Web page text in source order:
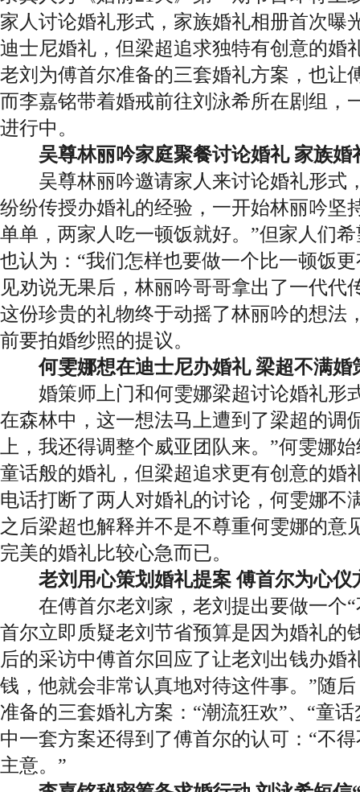
家人讨论婚礼形式，家族婚礼相册首次曝
迪士尼婚礼，但梁超追求独特有创意的婚
老刘为傅首尔准备的三套婚礼方案，也让
而李嘉铭带着婚戒前往刘泳希所在剧组，
进行中。
吴尊林丽吟家庭聚餐讨论婚礼 家族婚
吴尊林丽吟邀请家人来讨论婚礼形式
纷纷传授办婚礼的经验，一开始林丽吟坚
单单，两家人吃一顿饭就好。”但家人们
也认为：“我们怎样也要做一个比一顿饭
见劝说无果后，林丽吟哥哥拿出了一代代
这份珍贵的礼物终于动摇了林丽吟的想法
前要拍婚纱照的提议。
何雯娜想在迪士尼办婚礼 梁超不满婚
婚策师上门和何雯娜梁超讨论婚礼形
在森林中，这一想法马上遭到了梁超的调
上，我还得调整个威亚团队来。”何雯娜
童话般的婚礼，但梁超追求更有创意的婚
电话打断了两人对婚礼的讨论，何雯娜不
之后梁超也解释并不是不尊重何雯娜的意
完美的婚礼比较心急而已。
老刘用心策划婚礼提案 傅首尔为心仪
在傅首尔老刘家，老刘提出要做一个“
首尔立即质疑老刘节省预算是因为婚礼的
后的采访中傅首尔回应了让老刘出钱办婚
钱，他就会非常认真地对待这件事。”随
准备的三套婚礼方案：“潮流狂欢”、“童
中一套方案还得到了傅首尔的认可：“不
主意。”